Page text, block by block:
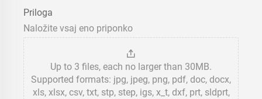
Priloga
Naložite vsaj eno priponko
Up to 3 files, each no larger than 30MB.
Supported formats: jpg, jpeg, png, pdf, doc, docx,
xls, xlsx, csv, txt, stp, step, igs, x_t, dxf, prt, sldprt,